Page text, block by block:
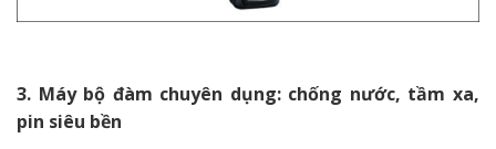
3. Máy bộ đàm chuyên dụng: chống nước, tầm xa,
pin siêu bền